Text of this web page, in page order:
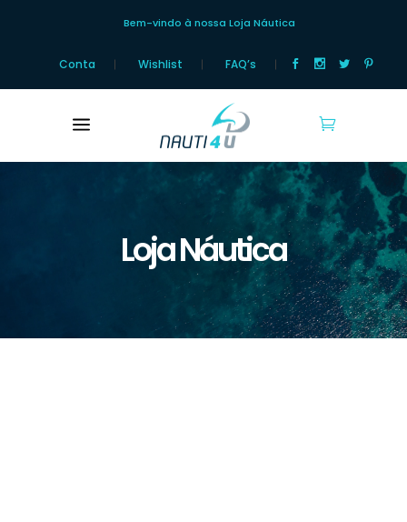
Bem-vindo à nossa Loja Náutica
Conta Wishlist FAQ’s
Loja Náutica